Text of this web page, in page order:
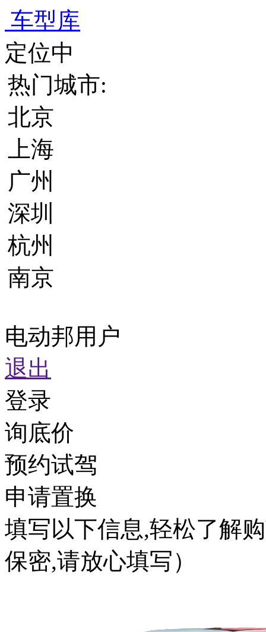
车型库
定位中
热门城市:
北京
上海
广州
深圳
杭州
南京
电动邦用户
退出
登录
询底价
预约试驾
申请置换
填写以下信息,轻松了解
保密,请放心填写）